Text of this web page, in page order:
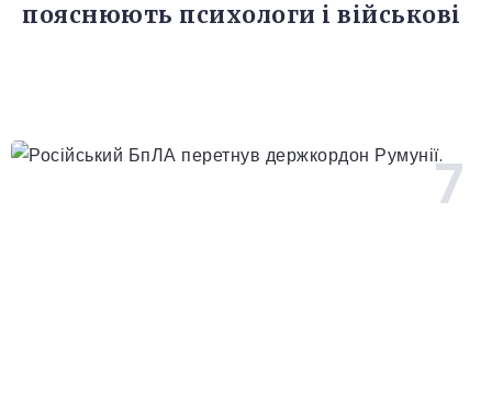
пояснюють психологи і військові